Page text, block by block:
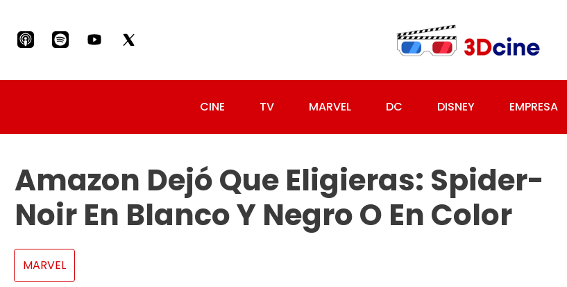
CINE TV MARVEL DC DISNEY EMPRESA
Amazon Dejó Que Eligieras: Spider-
Noir En Blanco Y Negro O En Color
MARVEL